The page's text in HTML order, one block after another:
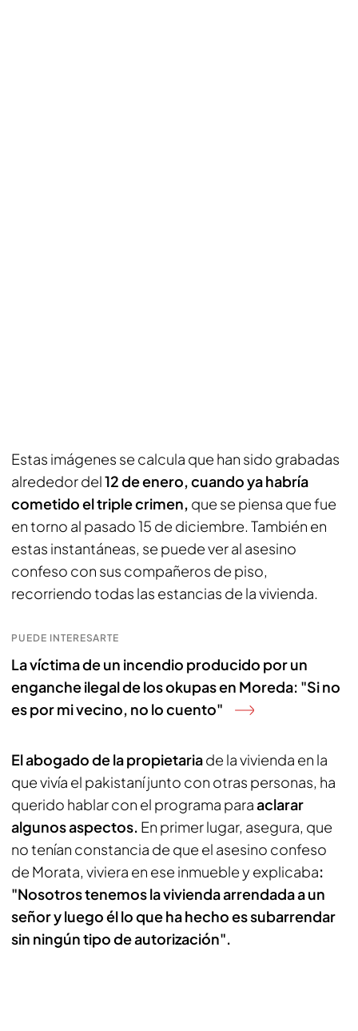
Estas imágenes se calcula que han sido grabadas
alrededor del12 de enero,cuando ya habría
cometido el triple crimen, que se piensa que fue
en torno al pasado 15 de diciembre. También en
estas instantáneas, se puede ver al asesino
confeso con sus compañeros de piso,
recorriendo todas las estancias de la vivienda.
PUEDE INTERESARTE
La víctima de un incendio producido por un
enganche ilegal de los okupas en Moreda: "Si no
es por mi vecino, no lo cuento"
El abogado de la propietariade la vivienda en la
que vivía el pakistaní junto con otras personas, ha
querido hablar con el programa paraaclarar
algunos aspectos. En primer lugar, asegura, que
no tenían constancia de que el asesino confeso
de Morata, viviera en ese inmueble y explicaba:
"Nosotros tenemos la vivienda arrendada a un
señor y luego él lo que ha hecho es subarrendar
sin ningún tipo de autorización".